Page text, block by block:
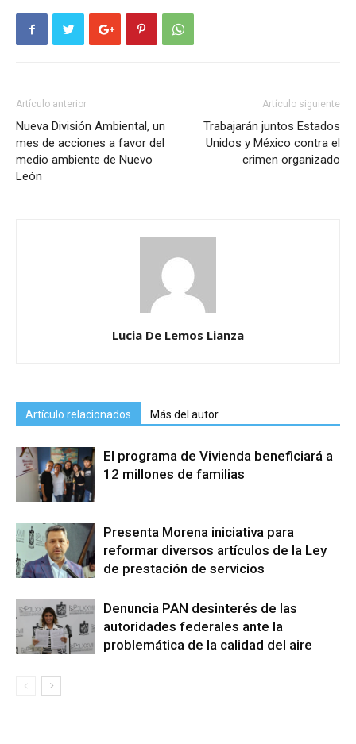
Artículo anterior
Nueva División Ambiental, un
mes de acciones a favor del
medio ambiente de Nuevo
León
Artículo siguiente
Trabajarán juntos Estados
Unidos y México contra el
crimen organizado
Lucia De Lemos Lianza
Artículo relacionados Más del autor
El programa de Vivienda beneficiará a
12 millones de familias
Presenta Morena iniciativa para
reformar diversos artículos de la Ley
de prestación de servicios
Denuncia PAN desinterés de las
autoridades federales ante la
problemática de la calidad del aire